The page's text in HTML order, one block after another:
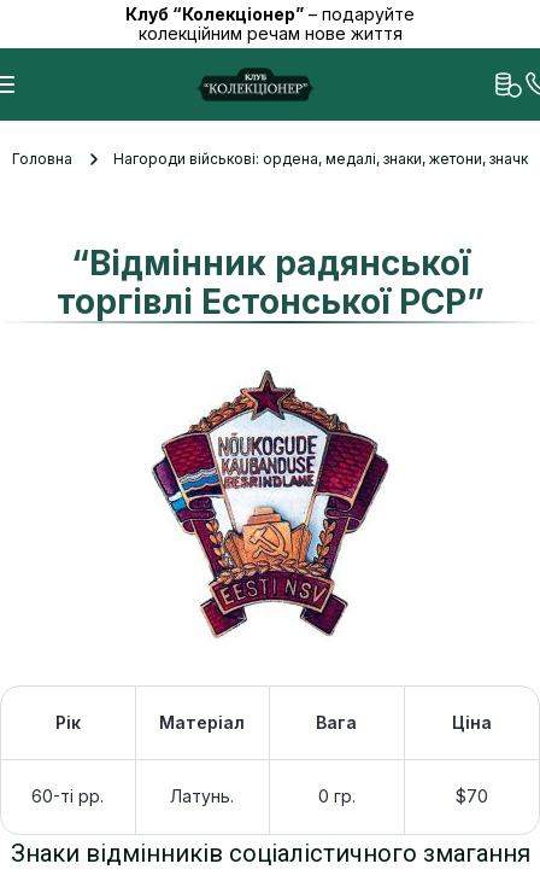
Клуб “Колекціонер” – подаруйте
колекційним речам нове життя
Головна Нагороди військові: ордена, медалі, знаки, жетони,
“Відмінник радянської
торгівлі Естонської РСР”
Рік Матеріал Вага Ціна
60-ті рр. Латунь. 0 гр. $70
Знаки відмінників соціалістичного змагання